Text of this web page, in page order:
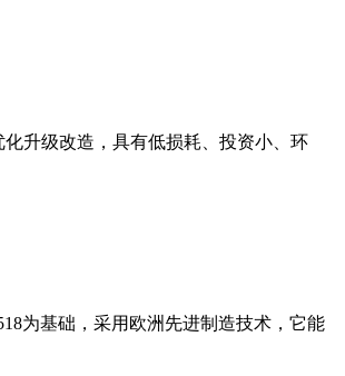
升级改造，具有低损耗、投资小、环
为基础，采用欧洲先进制造技术，它能